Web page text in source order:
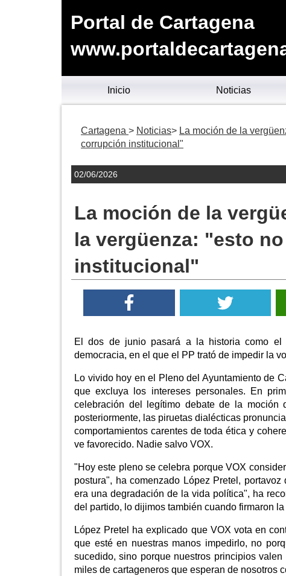
Portal de Cartagena
Inicio Noticias
Cartagena Noticias
La moción de la
corrupción institucional"
02/06/2026
La moción de la
la vergüenza: "esto
institucional"
El dos de junio pasará a la historia como
democracia, en el que el PP trató de impedir la
Lo vivido hoy en el Pleno del Ayuntamiento de
que excluya los intereses personales. En
celebración del legítimo debate de la moción
posteriormente, las piruetas dialécticas
comportamientos carentes de toda ética y
ve favorecido. Nadie salvo VOX.
"Hoy este pleno se celebra porque VOX
postura", ha comenzado López Pretel,
era una degradación de la vida política", ha
del partido, lo dijimos también cuando firmaron
López Pretel ha explicado que VOX vota en
que esté en nuestras manos impedirlo, no
sucedido, sino porque nuestros principios
miles de cartageneros que esperan de nosotros